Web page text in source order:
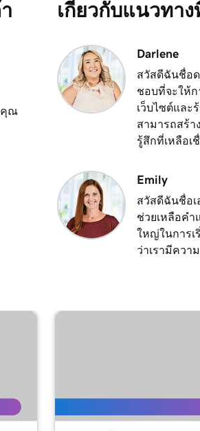
คุณ
เกี่ยวกับแนวทา
Darlene
สวัสดีฉันชื่อด
ชอบที่จะให้
เว็บไซต์และ
สามารถสร้า
รู้สึกที่เหลือเ
Emily
สวัสดีฉันชื่อเ
ช่วยเหลือคำ
ใหญ่ในการเ
ว่าเรามีควา